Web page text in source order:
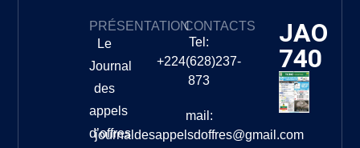
PRÉSENTATION
Le
Journal
des
appels
d’offres
CONTACTS
Tel:
+224(628)237-
873
mail:
journaldesappelsdoffres@gmail.com
JAO
740